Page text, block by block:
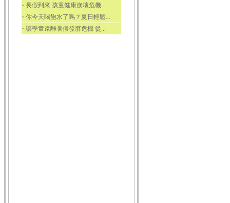
‧ 長假到來 孩童健康崩壞危機...
‧ 你今天喝飽水了嗎？夏日輕鬆...
‧ 讓學童遠離暑假發胖危機 從...